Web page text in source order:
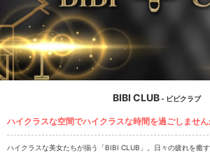
BIBI CLUB- ビビクラブ
ハイクラスな空間でハイクラスな時間を過ごしません
ハイクラスな美女たちが揃う「BIBI CLUB」。日々の疲れを癒